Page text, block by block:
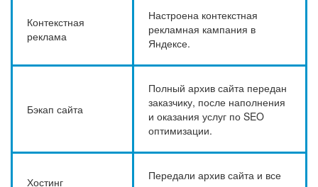
Контекстная
реклама
Настроена контекстная
рекламная кампания в
Яндексе.
Бэкап сайта
Полный архив сайта передан
заказчику, после наполнения
и оказания услуг по SEO
оптимизации.
Хостинг
Передали архив сайта и все